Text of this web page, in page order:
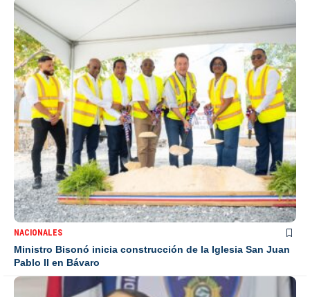
NACIONALES
Ministro Bisonó inicia construcción de la Iglesia San Juan
Pablo II en Bávaro